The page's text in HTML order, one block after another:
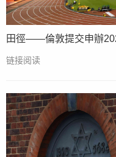
田徑——倫敦提交申辦
链接阅读